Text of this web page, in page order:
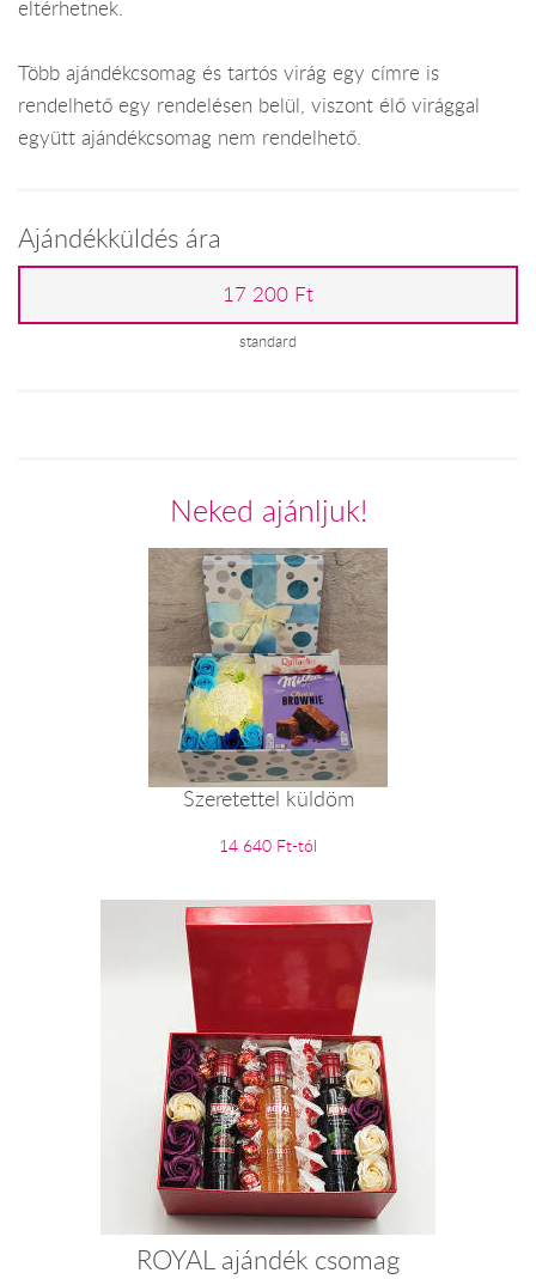
eltérhetnek.
Több ajándékcsomag és tartós virág egy címre is
rendelhető egy rendelésen belül, viszont élő virággal
együtt ajándékcsomag nem rendelhető.
Ajándékküldés ára
17 200 Ft
standard
Neked ajánljuk!
Szeretettel küldöm
14 640 Ft-tól
ROYAL ajándék csomag